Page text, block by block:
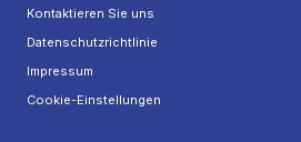
Kontaktieren Sie uns
Datenschutzrichtlinie
Impressum
Cookie-Einstellungen